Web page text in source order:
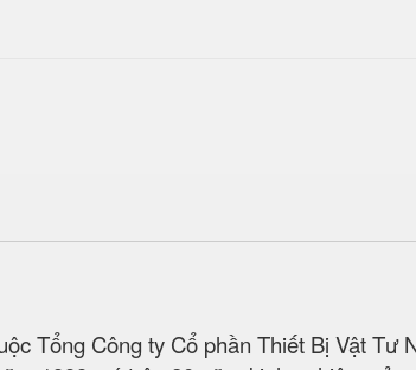
Tổng Công ty Cổ phần Thiết Bị Vật Tư